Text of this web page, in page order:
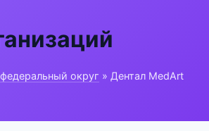
округ » Дентал MedArt